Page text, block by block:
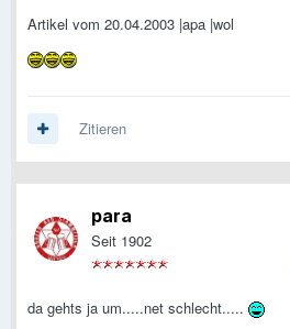
Artikel vom 20.04.2003 |apa |wol
Zitieren
para
Seit 1902
da gehts ja um.....net schlecht.....